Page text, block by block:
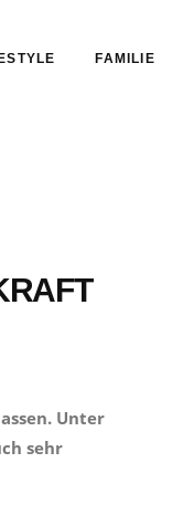
FAMILIE
Unter
sehr